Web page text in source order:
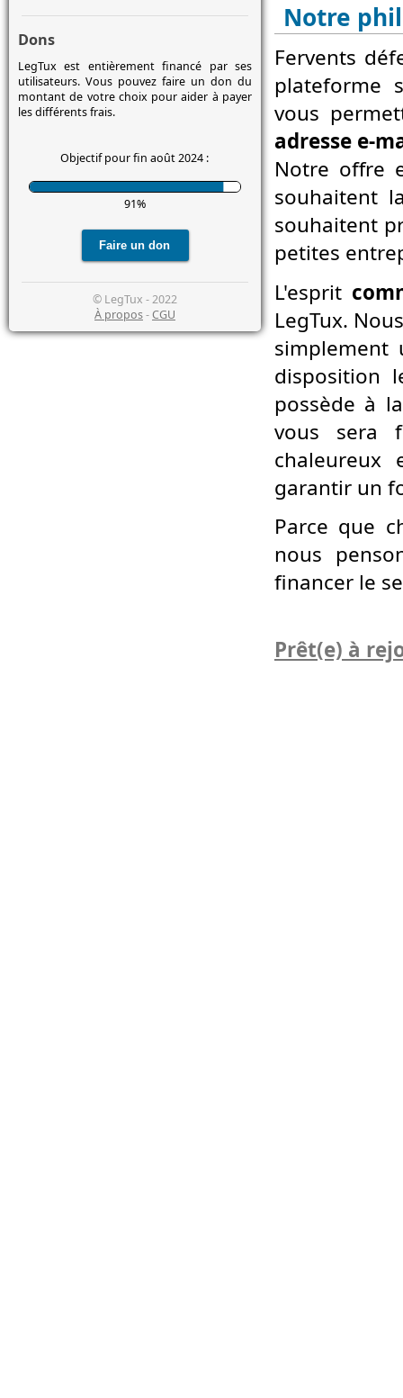
Dons
LegTux est entièrement financé par ses
utilisateurs. Vous pouvez faire un don du
montant de votre choix pour aider à payer
les différents frais.
Objectif pour fin août 2024 :
91%
© LegTux - 2022
À propos-CGU
Notre
Fervents
plateforme
vous
adresse e-
Notre offre
souhaitent
souhaitent
petites
L'esprit
LegTux.
simplement
disposition
possède à
vous sera
garantir un
Parce que
nous
financer le
Prêt(e) à